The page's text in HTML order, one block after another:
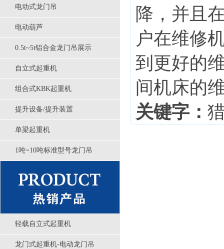
电动式龙门吊
电动葫芦
0.5t~5t铝合金龙门吊展示
自立式起重机
组合式KBK起重机
提升设备/提升装置
单梁起重机
1吨~10吨标准型号龙门吊
轻载自立式起重机
龙门式起重机-电动龙门吊
降，并且
户在维修
到更好的
间机床的
关键字：